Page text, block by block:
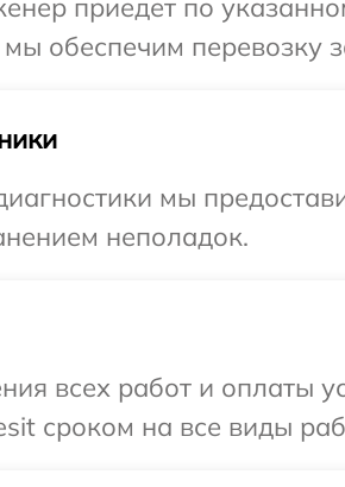
приедет по
обеспечим перевозку
мы
неполадок.
всех работ и оплаты
сроком на все виды